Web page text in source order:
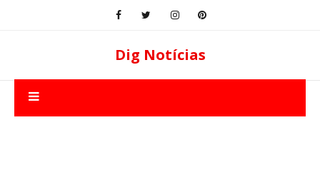
Dig Notícias